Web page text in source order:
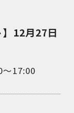
】12月27日
17:00